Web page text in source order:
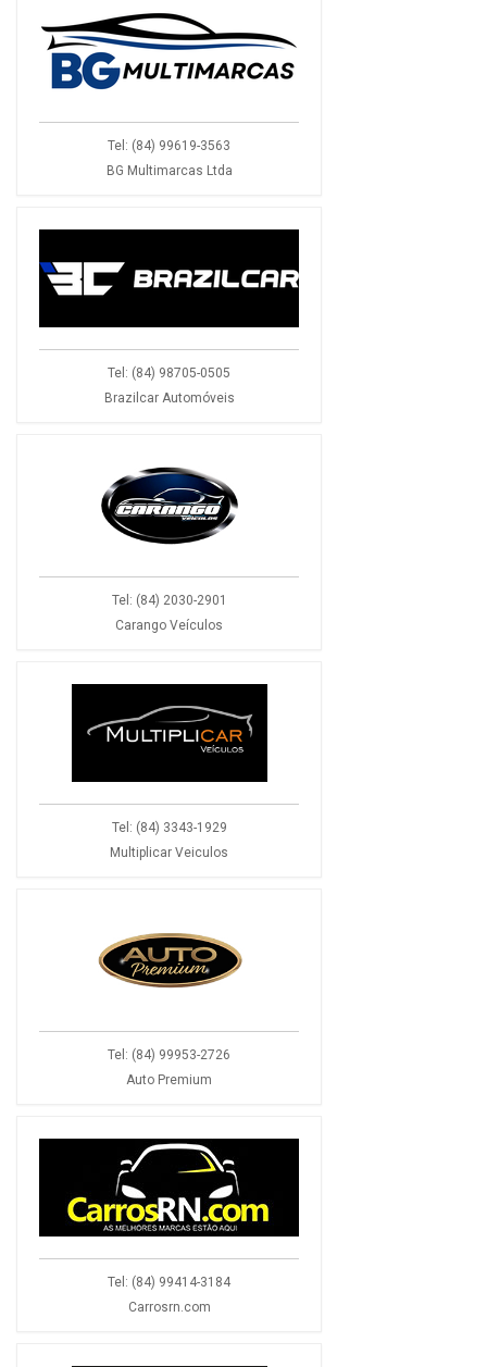
Tel: (84) 99619-3563
BG Multimarcas Ltda
Tel: (84) 98705-0505
Brazilcar Automóveis
Tel: (84) 2030-2901
Carango Veículos
Tel: (84) 3343-1929
Multiplicar Veiculos
Tel: (84) 99953-2726
Auto Premium
Tel: (84) 99414-3184
Carrosrn.com